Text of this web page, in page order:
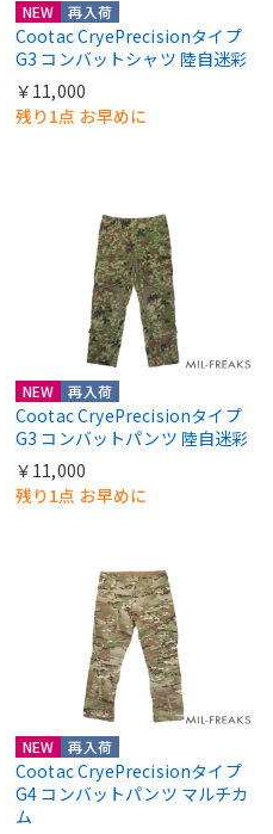
NEW 再入荷
Cootac CryePrecisionタイプ
G3 コンバットシャツ 陸自迷彩
￥11,000
残り1点 お早めに
NEW 再入荷
Cootac CryePrecisionタイプ
G3 コンバットパンツ 陸自迷彩
￥11,000
残り1点 お早めに
NEW 再入荷
Cootac CryePrecisionタイプ
G4 コンバットパンツ マルチカ
ム